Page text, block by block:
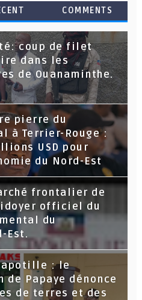
COMMENTS
coup de filet
dans les
de Ouanaminthe.
pierre du
à Terrier-Rouge :
USD pour
du Nord-Est
frontalier de
officiel du
du
Est.
: le
de Papaye dénonce
de terres et des